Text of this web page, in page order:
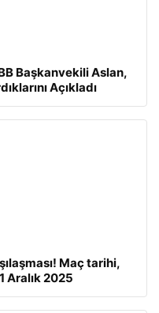
Başkanvekili Aslan,
Açıkladı
Maç tarihi,
Aralık 2025